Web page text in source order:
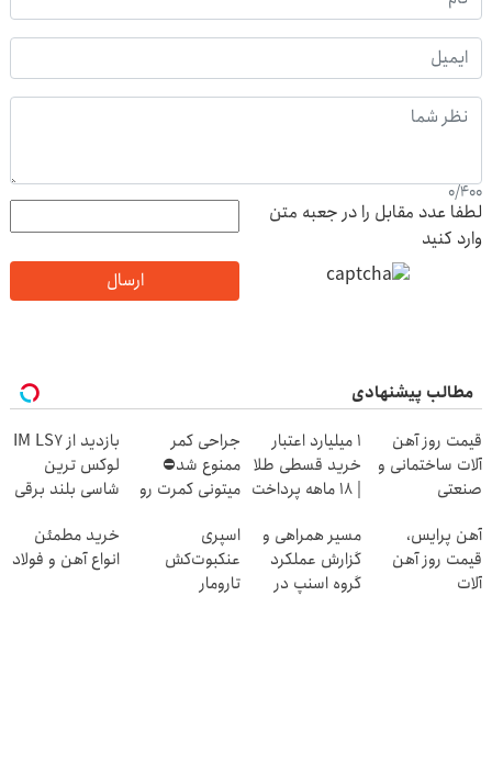
0/400
لطفا عدد مقابل را در جعبه متن
وارد کنید
ارسال
مطالب پیشنهادی
قیمت روز آهن
آلات ساختمانی و
صنعتی
۱ میلیارد اعتبار
خرید قسطی طلا
| ۱۸ ماهه پرداخت
جراحی کمر
ممنوع شد⛔
میتونی کمرت رو
کنی! 👈🏻
پرسش‌نامه
بازدید از IM LS7
لوکس ترین
شاسی بلند برقی
انقلاب
آهن پرایس،
قیمت روز آهن
آلات
مسیر همراهی و
گزارش عملکرد
گروه اسنپ در
اسپری
عنکبوت‌‌کش
تارومار
خرید مطمئن
انواع آهن و فولاد